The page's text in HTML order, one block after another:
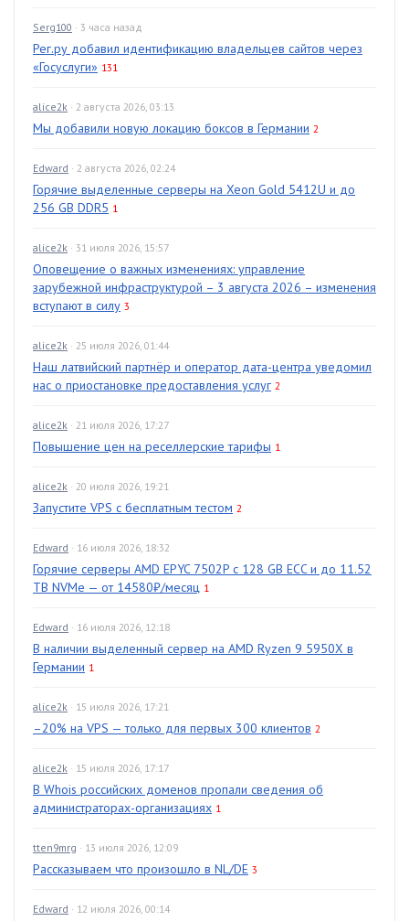
Serg100 · 3 часа назад
Рег.ру добавил идентификацию владельцев сайтов через
«Госуслуги» 131
alice2k · 2 августа 2026, 03:13
Мы добавили новую локацию боксов в Германии 2
Edward · 2 августа 2026, 02:24
Горячие выделенные серверы на Xeon Gold 5412U и до
256 GB DDR5 1
alice2k · 31 июля 2026, 15:57
Оповещение о важных изменениях: управление
зарубежной инфраструктурой – 3 августа 2026 – изменения
вступают в силу 3
alice2k · 25 июля 2026, 01:44
Наш латвийский партнёр и оператор дата-центра уведомил
нас о приостановке предоставления услуг 2
alice2k · 21 июля 2026, 17:27
Повышение цен на реселлерские тарифы 1
alice2k · 20 июля 2026, 19:21
Запустите VPS с бесплатным тестом 2
Edward · 16 июля 2026, 18:32
Горячие серверы AMD EPYC 7502P с 128 GB ECC и до 11.52
TB NVMe — от 14580₽/месяц 1
Edward · 16 июля 2026, 12:18
В наличии выделенный сервер на AMD Ryzen 9 5950X в
Германии 1
alice2k · 15 июля 2026, 17:21
–20% на VPS — только для первых 300 клиентов 2
alice2k · 15 июля 2026, 17:17
В Whois российских доменов пропали сведения об
администраторах-организациях 1
tten9mrg · 13 июля 2026, 12:09
Рассказываем что произошло в NL/DE 3
Edward · 12 июля 2026, 00:14